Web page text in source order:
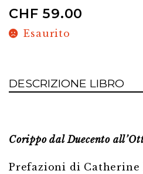
CHF 59.00
Esaurito
DESCRIZIONE LIBRO
Corippo dal Duecento
Prefazioni di